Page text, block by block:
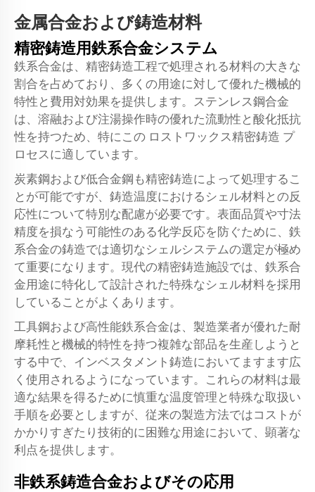
金属合金および鋳造材料
精密鋳造用鉄系合金システム
鉄系合金は、精密鋳造工程で処理される材料の大きな
割合を占めており、多くの用途に対して優れた機械的
特性と費用対効果を提供します。ステンレス鋼合金
は、溶融および注湯操作時の優れた流動性と酸化抵抗
性を持つため、特にこの ロストワックス精密鋳造 プ
ロセスに適しています。
炭素鋼および低合金鋼も精密鋳造によって処理するこ
とが可能ですが、鋳造温度におけるシェル材料との反
応性について特別な配慮が必要です。表面品質や寸法
精度を損なう可能性のある化学反応を防ぐために、鉄
系合金の鋳造では適切なシェルシステムの選定が極め
て重要になります。現代の精密鋳造施設では、鉄系合
金用途に特化して設計された特殊なシェル材料を採用
していることがよくあります。
工具鋼および高性能鉄系合金は、製造業者が優れた耐
摩耗性と機械的特性を持つ複雑な部品を生産しようと
する中で、インベスタメント鋳造においてますます広
く使用されるようになっています。これらの材料は最
適な結果を得るために慎重な温度管理と特殊な取扱い
手順を必要としますが、従来の製造方法ではコストが
かかりすぎたり技術的に困難な用途において、顕著な
利点を提供します。
非鉄系鋳造合金およびその応用